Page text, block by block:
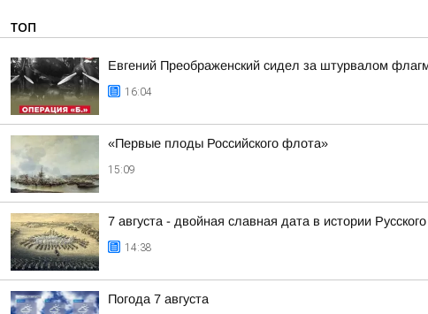
ТОП
Евгений Преображенский сидел за штурвалом
16:04
«Первые плоды Российского флота»
15:09
7 августа - двойная славная дата в истории
14:38
Погода 7 августа